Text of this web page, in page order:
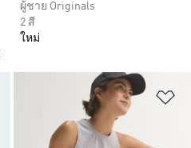
ผู้ชาย Originals
2 สี
ใหม่
เพิ่มไปยังรายการสินค้าโปรด